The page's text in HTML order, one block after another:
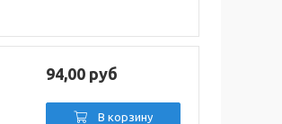
94,00 руб
В корзину